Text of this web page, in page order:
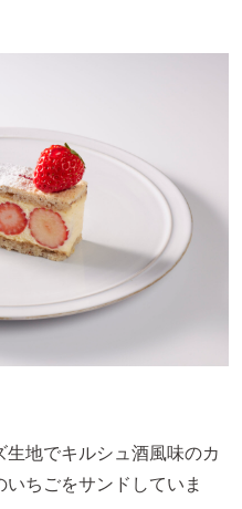
地でキルシュ酒風味のカ
ちごをサンドしていま